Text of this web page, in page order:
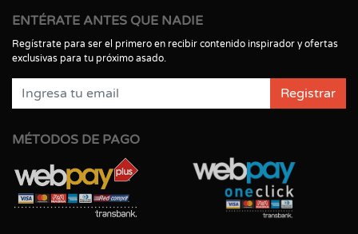
ENTÉRATE ANTES QUE NADIE
Regístrate para ser el primero en recibir contenido inspirador y ofertas
exclusivas para tu próximo asado.
Registrar
MÉTODOS DE PAGO